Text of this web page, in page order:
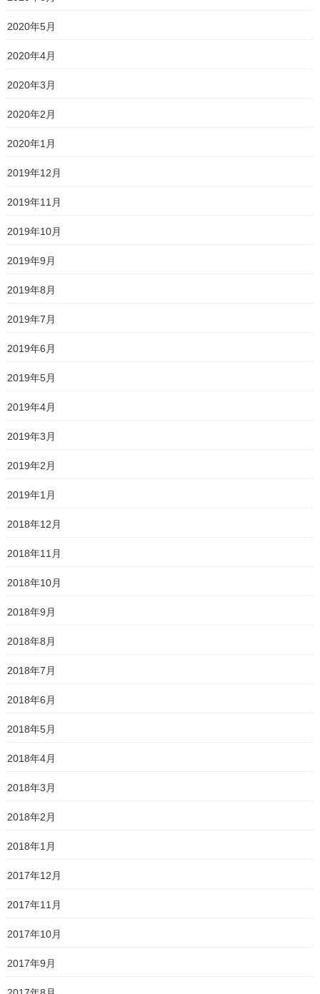
2020年5月
2020年4月
2020年3月
2020年2月
2020年1月
2019年12月
2019年11月
2019年10月
2019年9月
2019年8月
2019年7月
2019年6月
2019年5月
2019年4月
2019年3月
2019年2月
2019年1月
2018年12月
2018年11月
2018年10月
2018年9月
2018年8月
2018年7月
2018年6月
2018年5月
2018年4月
2018年3月
2018年2月
2018年1月
2017年12月
2017年11月
2017年10月
2017年9月